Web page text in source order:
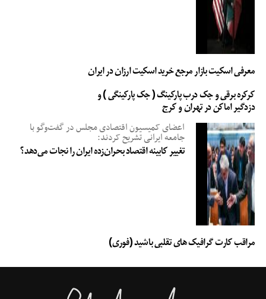
معرفی اسکیت بازار مرجع خرید اسکیت ارزان در ایران
کرکره برقی و جک درب پارکینگ ( جک پارکینگی ) و
دزدگیر اماکن در تهران و کرج
اعضای کمیسیون اقتصادی مجلس در گفت‌وگو با
جامعه ایرانی تشریح کردند:
تغییر کابینه اقتصاد بحران‌زده ایران را نجات می‌دهد؟
مراقب کارت گرافیک های تقلبی باشید (فوری)